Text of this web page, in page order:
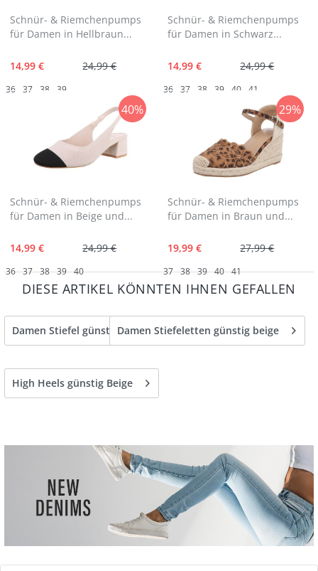
Schnür- & Riemchenpumps
für Damen in Hellbraun...
24,99 €
14,99 €
36 37 38 39
Schnür- & Riemchenpumps
für Damen in Schwarz...
24,99 €
14,99 €
36 37 38 39 40 41
40%
Schnür- & Riemchenpumps
für Damen in Beige und...
24,99 €
14,99 €
36 37 38 39 40
29%
Schnür- & Riemchenpumps
für Damen in Braun und...
27,99 €
19,99 €
37 38 39 40 41
DIESE ARTIKEL KÖNNTEN IHNEN GEFALLEN
Damen Stiefel günstig beigeDamen Stiefeletten günstig beige
High Heels günstig Beige